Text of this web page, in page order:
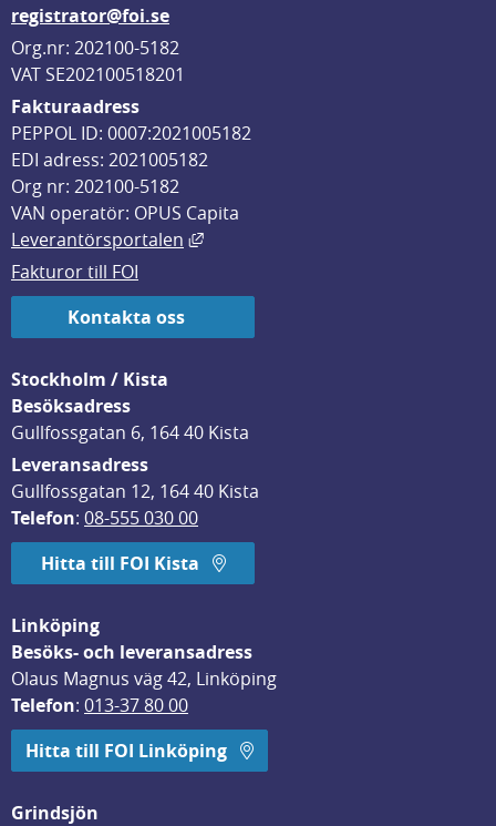
registrator@foi.se
Org.nr: 202100-5182
VAT SE202100518201
Fakturaadress
PEPPOL ID: 0007:2021005182
EDI adress: 2021005182
Org nr: 202100-5182
VAN operatör: OPUS Capita
Leverantörsportalen
Länk till annan webbplats, öppnas
Fakturor till FOI
Kontakta oss
Stockholm / Kista
Besöksadress
Gullfossgatan 6, 164 40 Kista
Leveransadress
Gullfossgatan 12, 164 40 Kista
Telefon: 08-555 030 00
Hitta till FOI Kista
Linköping
Besöks- och leveransadress
Olaus Magnus väg 42, Linköping
Telefon: 013-37 80 00
Hitta till FOI Linköping
Grindsjön